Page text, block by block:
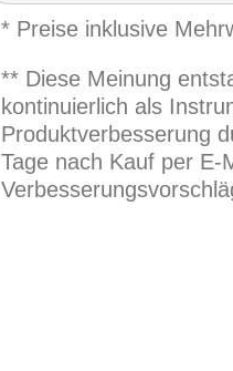
* Preise inklusive
** Diese Meinung
kontinuierlich als
Produktverbesserung
Tage nach Kauf per E-